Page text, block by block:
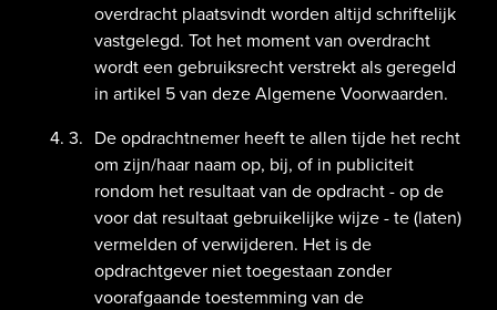
overdracht plaatsvindt worden altijd schriftelijk
vastgelegd. Tot het moment van overdracht
wordt een gebruiksrecht verstrekt als geregeld
in artikel 5 van deze Algemene Voorwaarden.
De opdrachtnemer heeft te allen tijde het recht
om zijn/haar naam op, bij, of in publiciteit
rondom het resultaat van de opdracht - op de
voor dat resultaat gebruikelijke wijze - te (laten)
vermelden of verwijderen. Het is de
opdrachtgever niet toegestaan zonder
voorafgaande toestemming van de